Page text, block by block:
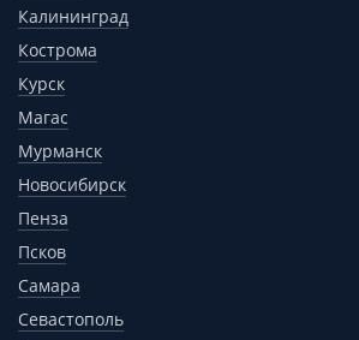
Калининград
Кострома
Курск
Магас
Мурманск
Новосибирск
Пенза
Псков
Самара
Севастополь